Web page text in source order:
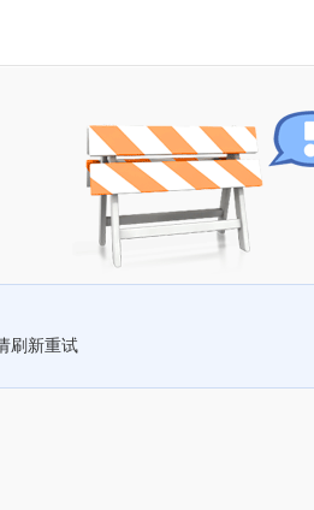
刷新重试